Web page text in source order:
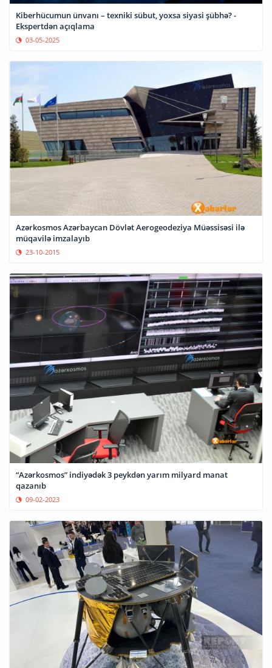
Kiberhücumun ünvanı – texniki sübut, yoxsa siyasi şübhə? -
Ekspertdən açıqlama
03-05-2025
Azərkosmos Azərbaycan Dövlət Aerogeodeziya Müəssisəsi ilə
müqavilə imzalayıb
23-10-2015
“Azərkosmos” indiyədək 3 peykdən yarım milyard manat
qazanıb
09-02-2023